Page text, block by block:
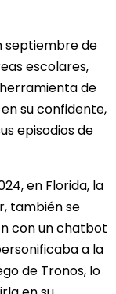
septiembre de
escolares,
de
su confidente,
episodios de
en Florida, la
también se
con un chatbot
a la
de Tronos, lo